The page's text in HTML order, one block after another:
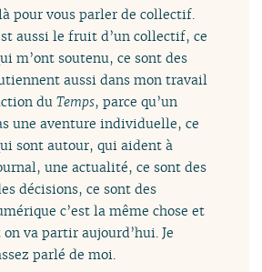
pour vous parler de collectif.
aussi le fruit d’un collectif, ce
m’ont soutenu, ce sont des
aussi dans mon travail
duTemps, parce qu’un
une aventure individuelle, ce
sont autour, qui aident à
une actualité, ce sont des
décisions, ce sont des
c’est la même chose et
on va partir aujourd’hui. Je
parlé de moi.